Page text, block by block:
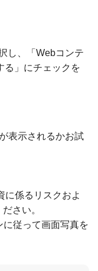
し、「Webコンテ
る」にチェックを
表示されるかお試
に係るリスクおよ
さい。
従って画面写真を